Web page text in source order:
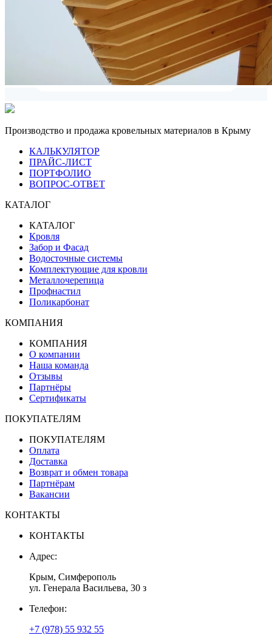
Производство и продажа кровельных материалов в Крыму
КАЛЬКУЛЯТОР
ПРАЙС-ЛИСТ
ПОРТФОЛИО
ВОПРОС-ОТВЕТ
КАТАЛОГ
КАТАЛОГ
Кровля
Забор и Фасад
Водосточные системы
Комплектующие для кровли
Металлочерепица
Профнастил
Поликарбонат
КОМПАНИЯ
КОМПАНИЯ
О компании
Наша команда
Отзывы
Партнёры
Сертификаты
ПОКУПАТЕЛЯМ
ПОКУПАТЕЛЯМ
Оплата
Доставка
Возврат и обмен товара
Партнёрам
Вакансии
КОНТАКТЫ
КОНТАКТЫ
Адрес:
Крым, Симферополь
ул. Генерала Васильева, 30 з
Телефон:
+7 (978) 55 932 55